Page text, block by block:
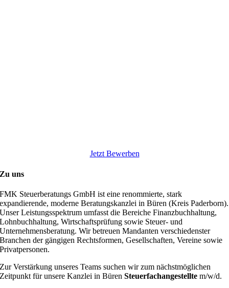
Jetzt Bewerben
Zu uns
FMK Steuerberatungs GmbH ist eine renommierte, stark
expandierende, moderne Beratungskanzlei in Büren (Kreis Paderborn).
Unser Leistungsspektrum umfasst die Bereiche Finanzbuchhaltung,
Lohnbuchhaltung, Wirtschaftsprüfung sowie Steuer- und
Unternehmensberatung. Wir betreuen Mandanten verschiedenster
Branchen der gängigen Rechtsformen, Gesellschaften, Vereine sowie
Privatpersonen.
Zur Verstärkung unseres Teams suchen wir zum nächstmöglichen
Zeitpunkt für unsere Kanzlei in BürenSteuerfachangestellte m/w/d.